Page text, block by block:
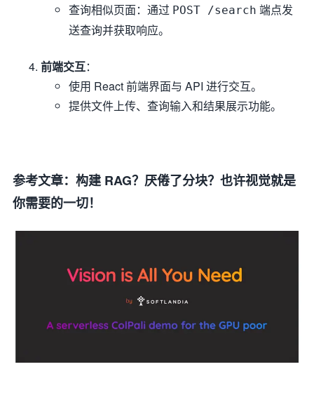
查询相似页面：通过 POST /search 端点发
送查询并获取响应。
前端交互：
使用 React 前端界面与 API 进行交互。
提供文件上传、查询输入和结果展示功能。
参考文章：构建 RAG？厌倦了分块？也许视觉就是
你需要的一切！